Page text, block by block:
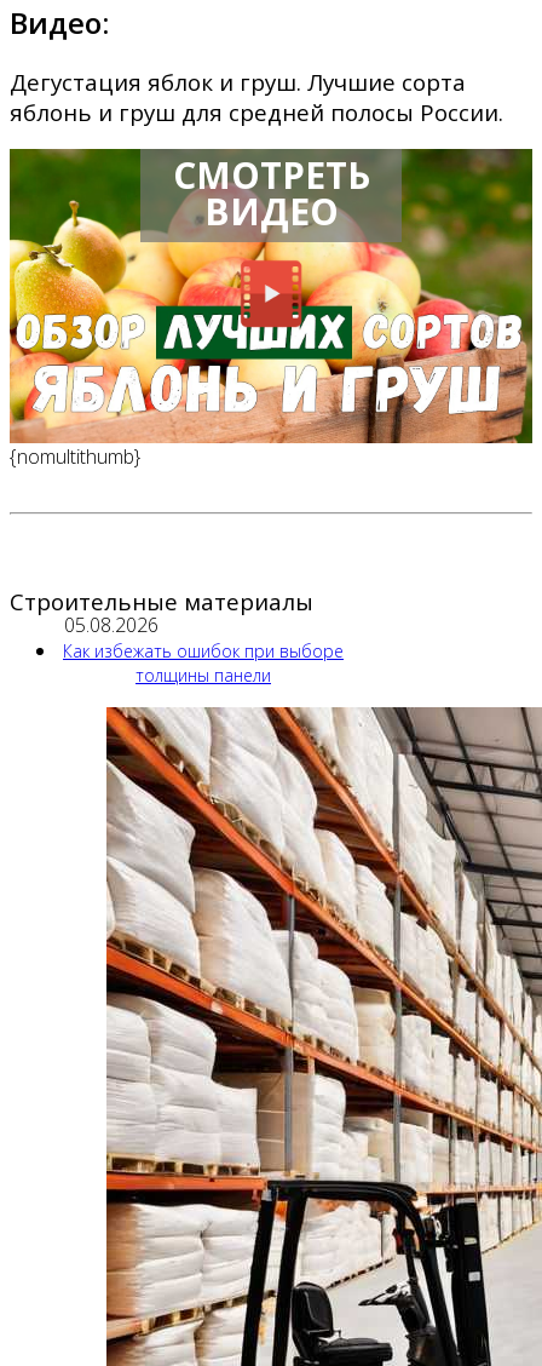
Видео:
Дегустация яблок и груш. Лучшие сорта
яблонь и груш для средней полосы России.
СМОТРЕТЬ
ВИДЕО
{nomultithumb}
Строительные материалы
05.08.2026
Как избежать ошибок при выборе
толщины панели